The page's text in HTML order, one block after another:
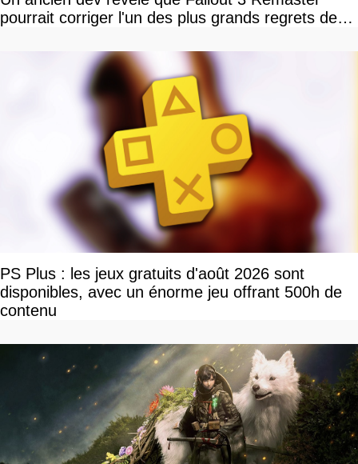
pourrait corriger l'un des plus grands regrets de
PS Plus : les jeux gratuits d'août 2026 sont
disponibles, avec un énorme jeu offrant 500h de
contenu